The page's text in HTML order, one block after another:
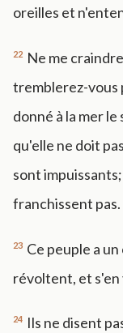
oreilles et
22 Ne me
tremblerez-vous
donné à la mer
qu'elle ne doit
sont
franchissent pas.
23 Ce peuple a
révoltent, et s'en
24 Ils ne disent